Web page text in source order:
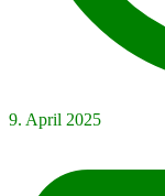
9. April 2025